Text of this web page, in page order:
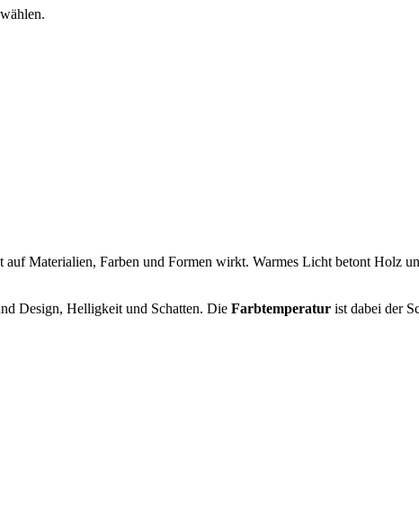
Materialien, Farben und Formen wirkt. Warmes Licht betont Holz
Design, Helligkeit und Schatten. Die Farbtemperatur ist dabei der